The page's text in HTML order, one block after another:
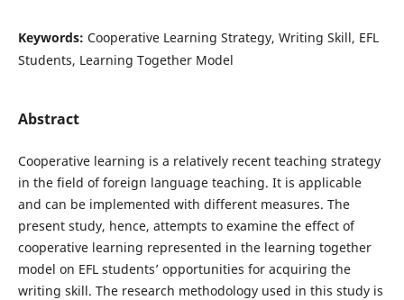
Keywords: Cooperative Learning Strategy, Writing Skill, EFL
Students, Learning Together Model
Abstract
Cooperative learning is a relatively recent teaching strategy
in the field of foreign language teaching. It is applicable
and can be implemented with different measures. The
present study, hence, attempts to examine the effect of
cooperative learning represented in the learning together
model on EFL students’ opportunities for acquiring the
writing skill. The research methodology used in this study is